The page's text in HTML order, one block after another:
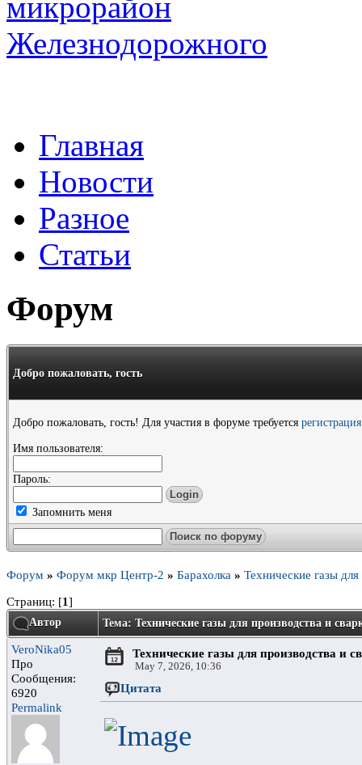
Главная
Новости
Разное
Статьи
Форум
Добро пожаловать, гость
Добро пожаловать, гость! Для участия в форуме требуется
Имя пользователя:
Пароль:
Запомнить меня
Форум » Форум мкр Центр-2 » Барахолка » Технические газы
Страниц: [1]
Автор Тема: Технические газы для производства и
VeroNika05
Про
Сообщения:
6920
Permalink
Технические газы для производства и
May 7, 2026, 10:36
Цитата